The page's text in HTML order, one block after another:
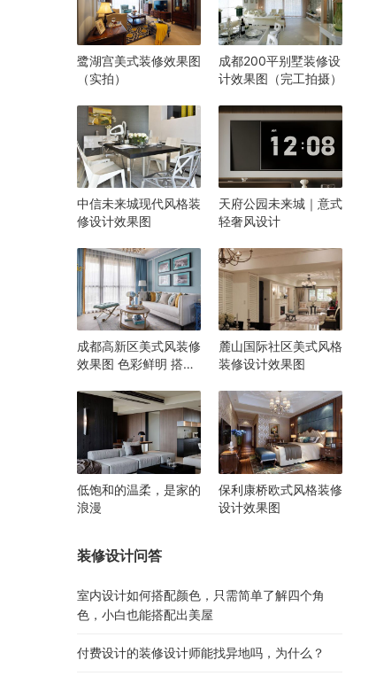
鹭湖宫美式装修效果图
（实拍）
成都200平别墅装修设
计效果图（完工拍摄）
中信未来城现代风格装
修设计效果图
天府公园未来城｜意式
轻奢风设计
成都高新区美式风装修
效果图 色彩鲜明 搭配
麓山国际社区美式风格
装修设计效果图
低饱和的温柔，是家的
浪漫
保利康桥欧式风格装修
设计效果图
装修设计问答
室内设计如何搭配颜色，只需简单了解四个角
色，小白也能搭配出美屋
付费设计的装修设计师能找异地吗，为什么？